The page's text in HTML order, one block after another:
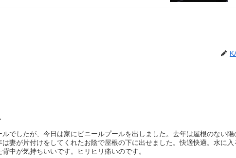
ルでしたが、今日は家にビニールプールを出しました。去年は屋根のない陽
妻が片付けをしてくれたお陰で屋根の下に出せました。快適快適。水に入
中が気持ちいいです。ヒリヒリ痛いのです。